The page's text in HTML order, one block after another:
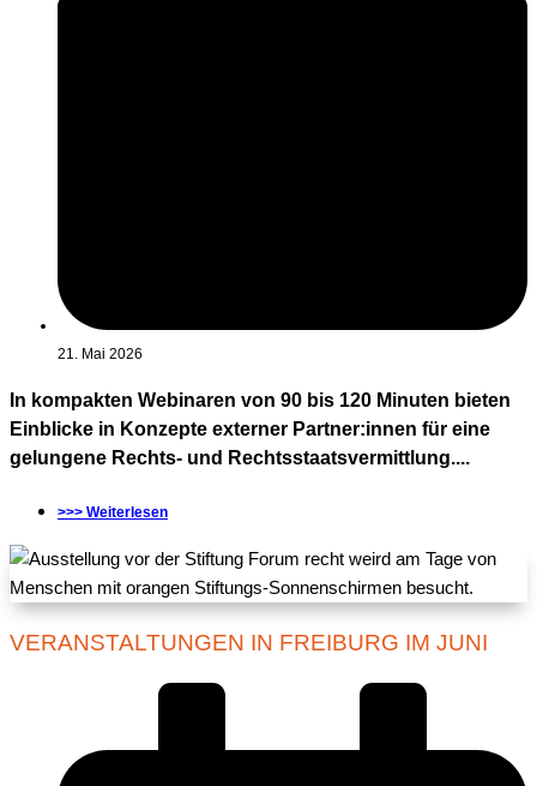
21. Mai 2026
In kompakten Webinaren von 90 bis 120 Minuten bieten
Einblicke in Konzepte externer Partner:innen für eine
gelungene Rechts- und Rechtsstaatsvermittlung....
>>> Weiterlesen
VERANSTALTUNGEN IN FREIBURG IM JUNI